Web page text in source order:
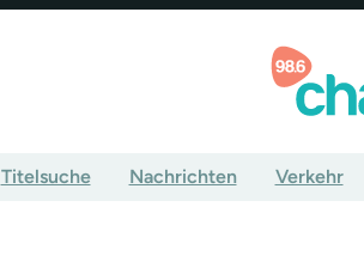
Titelsuche Nachrichten Verkehr